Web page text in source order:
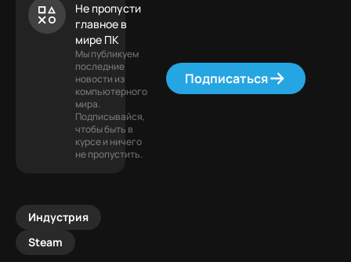
Не пропусти
главное в
мире ПК
Мы публикуем
последние
новости из
компьютерного
мира.
Подписывайся,
чтобы быть в
курсе и ничего
не пропустить.
Подписаться
Индустрия
Steam